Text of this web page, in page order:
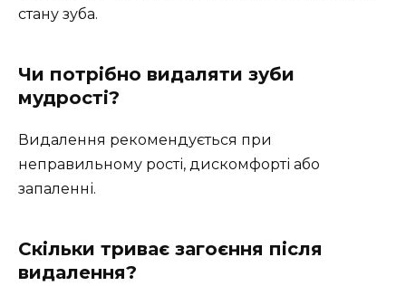
стану зуба.
Чи потрібно видаляти зуби
мудрості?
Видалення рекомендується при
неправильному рості, дискомфорті або
запаленні.
Скільки триває загоєння після
видалення?